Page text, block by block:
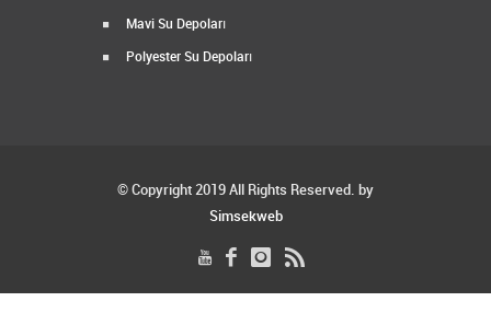
Mavi Su Depoları
Polyester Su Depoları
© Copyright 2019 All Rights Reserved. by
Simsekweb